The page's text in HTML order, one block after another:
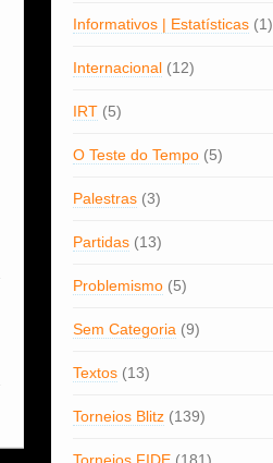
Informativos | Estatísticas(1)
Internacional(12)
IRT(5)
O Teste do Tempo(5)
Palestras(3)
Partidas(13)
Problemismo(5)
Sem Categoria(9)
Textos(13)
Torneios Blitz(139)